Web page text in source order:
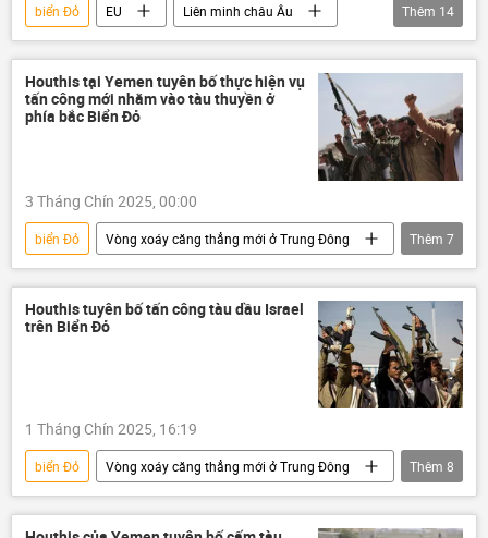
biển Đỏ EU
Liên minh châu Âu
thông tin
Iran
Leo thang căng thẳng giữa Israel và Iran
Xung đột Mỹ-Iran
eo biển Hormuz
Vùng vịnh Ba Tư
Trung Đông
dầu mỏ
khí đốt
Thêm 14
Houthis tại Yemen tuyên bố thực hiện vụ
tấn công mới nhằm vào tàu thuyền ở
phía bắc Biển Đỏ
3 Tháng Chín 2025, 00:00
biển Đỏ
Vòng xoáy căng thẳng mới ở Trung Đông
Yemen
Israel
Palestine
Chính trị
xung đột quân sự
Thế giới
Thêm 7
Houthis tuyên bố tấn công tàu dầu Israel
trên Biển Đỏ
1 Tháng Chín 2025, 16:19
biển Đỏ
Vòng xoáy căng thẳng mới ở Trung Đông
Palestine
Israel
xung đột
xung đột quân sự
Thế giới
Thêm 8